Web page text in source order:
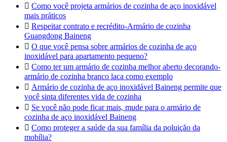
 Como você projeta armários de cozinha de aço inoxidável
mais práticos
 Respeitar contrato e recrédito-Armário de cozinha
Guangdong Baineng
 O que você pensa sobre armários de cozinha de aço
inoxidável para apartamento pequeno?
 Como ter um armário de cozinha melhor aberto decorando-
armário de cozinha branco laca como exemplo
 Armário de cozinha de aço inoxidável Baineng permite que
você sinta diferentes vida de cozinha
 Se você não pode ficar mais, mude para o armário de
cozinha de aço inoxidável Baineng
 Como proteger a saúde da sua família da poluição da
mobília?